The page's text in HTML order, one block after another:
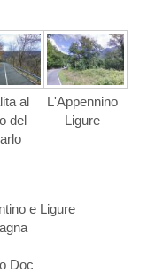
al
del
L'Appennino
Ligure
e Ligure
Doc